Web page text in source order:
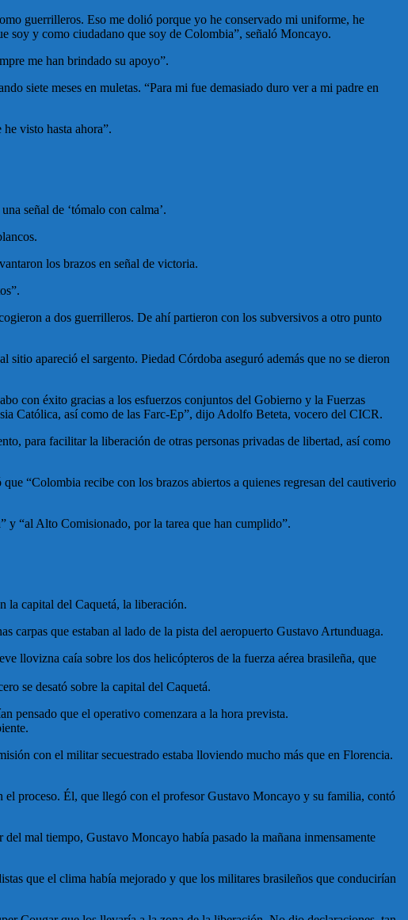
guerrilleros. Eso me dolió porque yo he conservado mi uniforme, he
soy y como ciudadano que soy de Colombia”, señaló Moncayo.
me han brindado su apoyo”.
siete meses en muletas. “Para mi fue demasiado duro ver a mi padre en
visto hasta ahora”.
señal de ‘tómalo con calma’.
los brazos en señal de victoria.
a dos guerrilleros. De ahí partieron con los subversivos a otro punto
apareció el sargento. Piedad Córdoba aseguró además que no se dieron
con éxito gracias a los esfuerzos conjuntos del Gobierno y la Fuerzas
Católica, así como de las Farc-Ep”, dijo Adolfo Beteta, vocero del CICR.
para facilitar la liberación de otras personas privadas de libertad, así como
“Colombia recibe con los brazos abiertos a quienes regresan del cautiverio
y “al Alto Comisionado, por la tarea que han cumplido”.
la capital del Caquetá, la liberación.
carpas que estaban al lado de la pista del aeropuerto Gustavo Artunduaga.
llovizna caía sobre los dos helicópteros de la fuerza aérea brasileña, que
se desató sobre la capital del Caquetá.
pensado que el operativo comenzara a la hora prevista.
con el militar secuestrado estaba lloviendo mucho más que en Florencia.
el proceso. Él, que llegó con el profesor Gustavo Moncayo y su familia, contó
mal tiempo, Gustavo Moncayo había pasado la mañana inmensamente
que el clima había mejorado y que los militares brasileños que conducirían